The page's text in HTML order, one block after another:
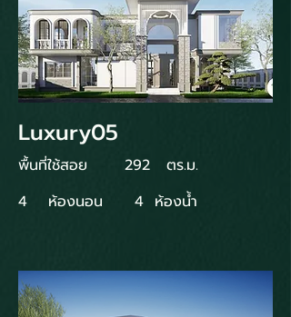
Luxury05
พื้นที่ใช้สอย 292
ตร.ม.
4
ห้องนอน 4 ห้องน้ำ